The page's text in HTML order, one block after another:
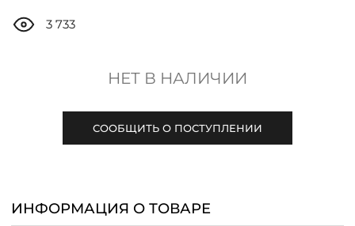
ТАБЛИЦА РАЗМЕРОВ
+7 (800) 511-35-10
3 733
НЕТ В НАЛИЧИИ
СООБЩИТЬ О ПОСТУПЛЕНИИ
ИНФОРМАЦИЯ О ТОВАРЕ